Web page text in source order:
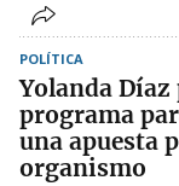
POLÍTICA
Yolanda Díaz
programa
una apuesta
organismo